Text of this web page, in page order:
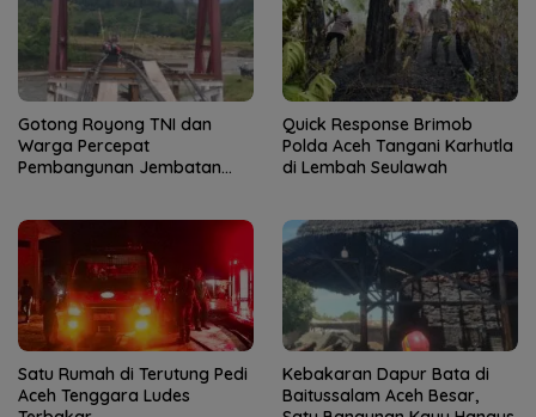
Gotong Royong TNI dan
Warga Percepat
Pembangunan Jembatan
Quick Response Brimob
Polda Aceh Tangani Karhutla
di Lembah Seulawah
Satu Rumah di Terutung Pedi
Aceh Tenggara Ludes
Kebakaran Dapur Bata di
Baitussalam Aceh Besar,